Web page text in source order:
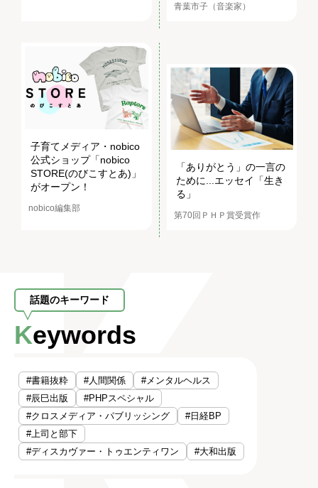
青葉市子（音楽家）
子育てメディア・nobico
公式ショップ「nobico
STORE(のびこすとあ)」
がオープン！
nobico編集部
「ありがとう」の一言の
ために...エッセイ「生き
る」
第70回ＰＨＰ賞受賞作
話題のキーワード
Keywords
#書籍抜粋 #人間関係
#メンタルヘルス
#辰巳出版
#PHPスペシャル
#クロスメディア・パブリッシング
#日経BP
#上司と部下
#ディスカヴァー・トゥエンティワン
#大和出版